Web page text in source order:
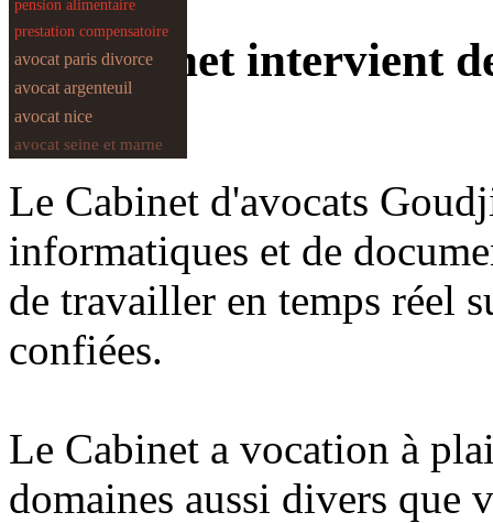
pension alimentaire
prestation compensatoire
avocat paris divorce
avocat argenteuil
avocat nice
avocat seine et marne
Le Cabinet intervient
Le Cabinet d'avocats
informatiques et de
de travailler en temps réel
confiées.
Le Cabinet a vocation à
domaines aussi divers que